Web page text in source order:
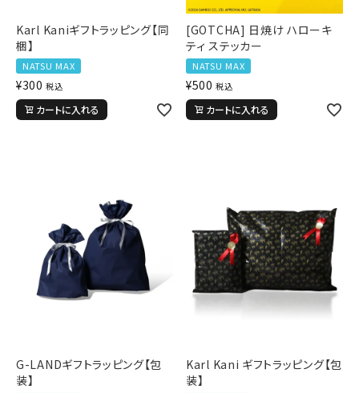
Karl Kaniギフトラッピング【同
梱】
NATSU MAX
¥300 税込
カートに入れる
[GOTCHA] 日焼け ハローキ
ティ ステッカー
NATSU MAX
¥500 税込
カートに入れる
G-LANDギフトラッピング【包
装】
Karl Kani ギフトラッピング【包
装】